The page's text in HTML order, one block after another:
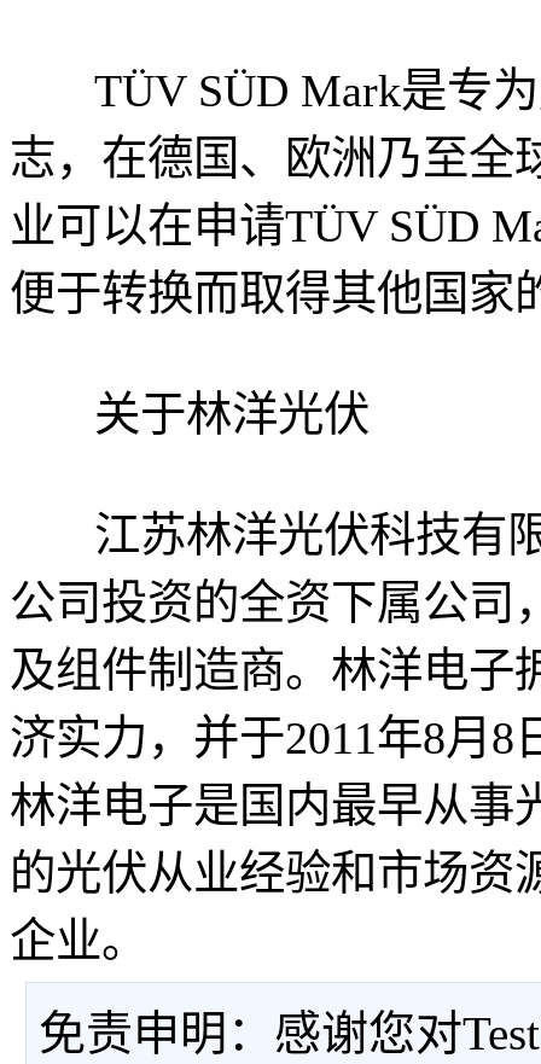
TÜV SÜD Mark是专
志，在德国、欧洲乃至全
业可以在申请TÜV SÜD
便于转换而取得其他国家
关于林洋光伏
江苏林洋光伏科技有
公司投资的全资下属公司
及组件制造商。林洋电子
济实力，并于2011年8月
林洋电子是国内最早从事
的光伏从业经验和市场资
企业。
免责申明：感谢您对